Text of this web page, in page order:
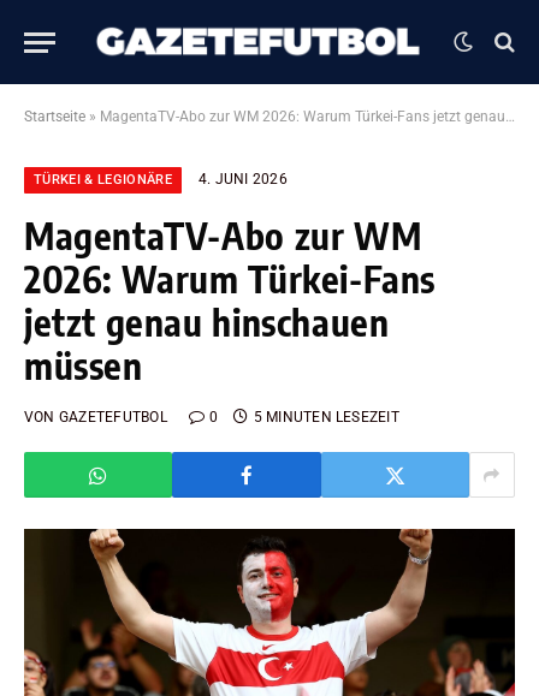
Startseite » MagentaTV-Abo zur WM 2026: Warum Türkei-Fans jetzt genau hinschauen müssen
TÜRKEI & LEGIONÄRE 4. JUNI 2026
MagentaTV-Abo zur WM
2026: Warum Türkei-Fans
jetzt genau hinschauen
müssen
VON GAZETEFUTBOL 0 5 MINUTEN LESEZEIT